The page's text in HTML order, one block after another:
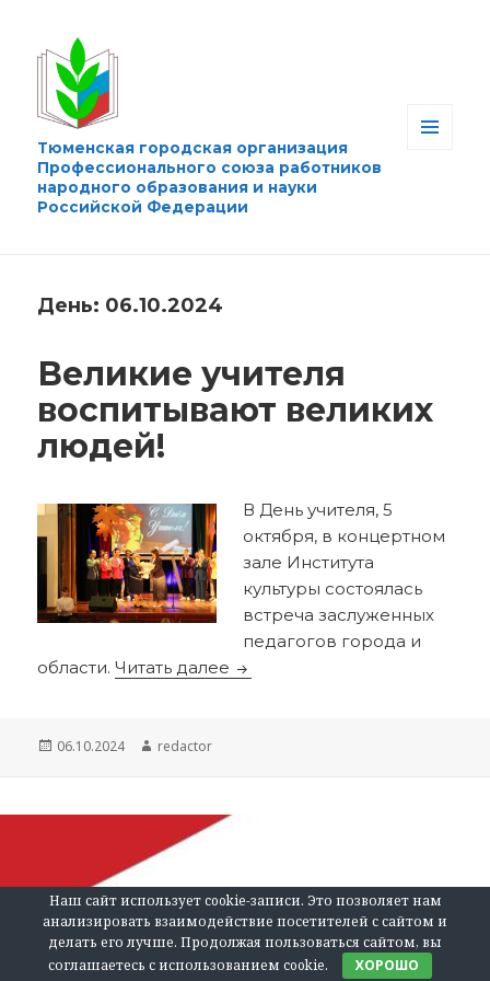
Тюменская городская организация
Профессионального союза работников
народного образования и науки
Российской Федерации
День: 06.10.2024
Великие учителя
воспитывают великих
людей!
В День учителя, 5
октября, в концертном
зале Института
культуры состоялась
встреча заслуженных
педагогов города и
области.Читать далее Великие учителя
Опубликовано
06.10.2024 Автор
redactor
Наш сайт использует cookie-записи. Это позволяет нам
анализировать взаимодействие посетителей с сайтом и
делать его лучше. Продолжая пользоваться сайтом, вы
соглашаетесь с использованием cookie.
ХОРОШО